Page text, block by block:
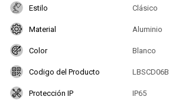
Estilo Clásico
Material Aluminio
Color Blanco
Codigo del Producto LBSCD06B
Protección IP IP65